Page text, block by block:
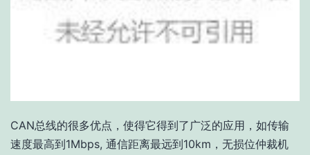
CAN总线的很多优点，使得它得到了广泛的应用，如传输
速度最高到1Mbps, 通信距离最远到10km，无损位仲裁机